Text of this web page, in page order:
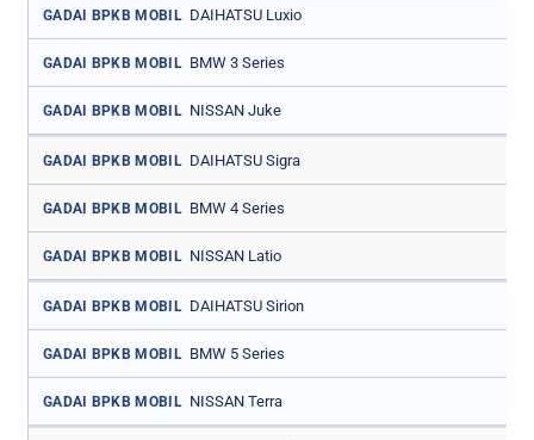
GADAI BPKB MOBIL DAIHATSU Luxio
GADAI BPKB MOBIL BMW 3 Series
GADAI BPKB MOBIL NISSAN Juke
GADAI BPKB MOBIL DAIHATSU Sigra
GADAI BPKB MOBIL BMW 4 Series
GADAI BPKB MOBIL NISSAN Latio
GADAI BPKB MOBIL DAIHATSU Sirion
GADAI BPKB MOBIL BMW 5 Series
GADAI BPKB MOBIL NISSAN Terra